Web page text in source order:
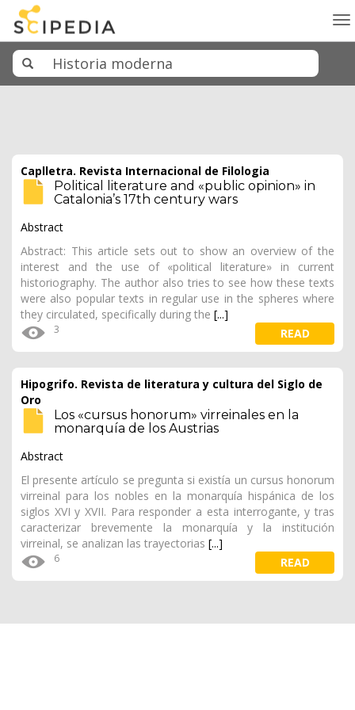
Caplletra. Revista Internacional de Filologia
Political literature and «public opinion» in
Catalonia’s 17th century wars
Abstract
Abstract: This article sets out to show an overview of the
interest and the use of «political literature» in current
historiography. The author also tries to see how these texts
were also popular texts in regular use in the spheres where
they circulated, specifically during the [...]
3 READ
Hipogrifo. Revista de literatura y cultura del Siglo de
Oro
Los «cursus honorum» virreinales en la
monarquía de los Austrias
Abstract
El presente artículo se pregunta si existía un cursus honorum
virreinal para los nobles en la monarquía hispánica de los
siglos XVI y XVII. Para responder a esta interrogante, y tras
caracterizar brevemente la monarquía y la institución
virreinal, se analizan las trayectorias [...]
6 READ